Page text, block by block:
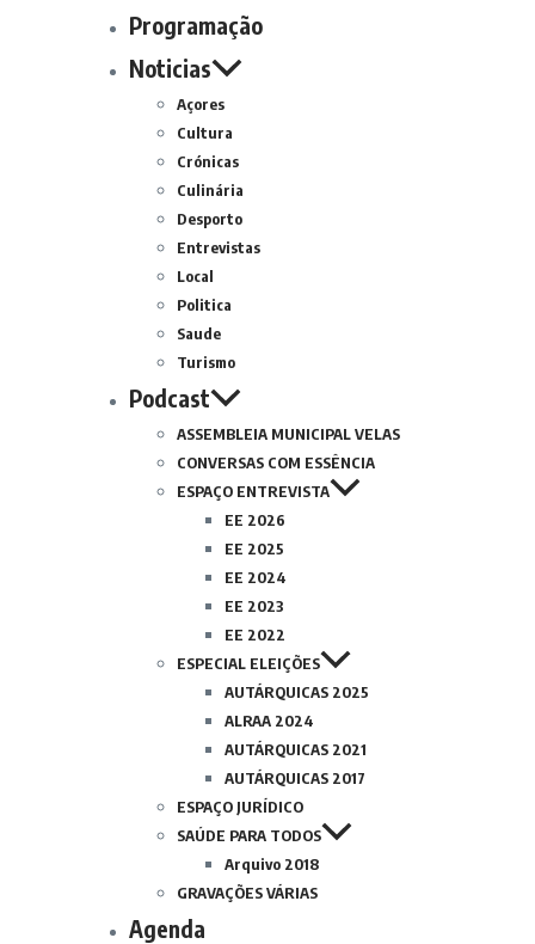
Programação
Noticias
Açores
Cultura
Crónicas
Culinária
Desporto
Entrevistas
Local
Politica
Saude
Turismo
Podcast
ASSEMBLEIA MUNICIPAL VELAS
CONVERSAS COM ESSÊNCIA
ESPAÇO ENTREVISTA
EE 2026
EE 2025
EE 2024
EE 2023
EE 2022
ESPECIAL ELEIÇÕES
AUTÁRQUICAS 2025
ALRAA 2024
AUTÁRQUICAS 2021
AUTÁRQUICAS 2017
ESPAÇO JURÍDICO
SAÚDE PARA TODOS
Arquivo 2018
GRAVAÇÕES VÁRIAS
Agenda